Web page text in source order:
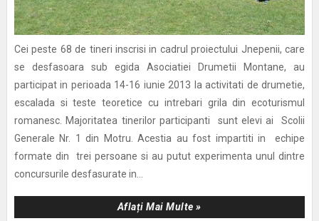
Cei peste 68 de tineri inscrisi in cadrul proiectului Jnepenii, care
se desfasoara sub egida Asociatiei Drumetii Montane, au
participat in perioada 14-16 iunie 2013 la activitati de drumetie,
escalada si teste teoretice cu intrebari grila din ecoturismul
romanesc. Majoritatea tinerilor participanti sunt elevi ai Scolii
Generale Nr. 1 din Motru. Acestia au fost impartiti in echipe
formate din trei persoane si au putut experimenta unul dintre
concursurile desfasurate in...
Aflați Mai Multe »